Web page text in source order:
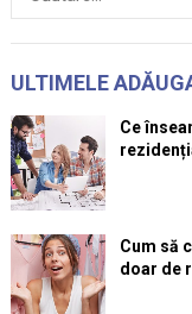
ULTIMELE
Ce
Cum să
doar de